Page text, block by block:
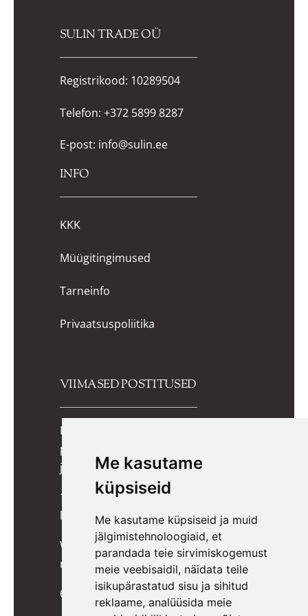
Me kasutame
küpsiseid
Me kasutame küpsiseid ja muid
jälgimistehnoloogiaid, et
parandada teie sirvimiskogemust
meie veebisaidil, näidata teile
isikupärastatud sisu ja sihitud
reklaame, analüüsida meie
SULIN TRADE OÜ
Registrikood: 10289504
Telefon: +372 5899 8287
E-post: info@sulin.ee
INFO
KKK
Müügitingimused
Tarneinfo
Privaatsuspoliitika
VIIMASED POSTITUSED
Kuidas valida lapsele õiged
potitreeningupüksid? Praktiline
juhend lapsevanemale
10 lõbusat mängu, mis toetavad
lapse kognitiivset arengut
Wigiwama kott-toolid, pehmed
mänguklotsid ja mööbel lastele
6 ideed päkapikkudele